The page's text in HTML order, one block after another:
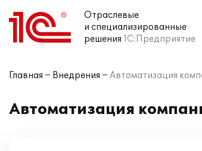
Отраслевые
и специализированные
решения 1С:Предприятие
Главная Внедрения Автоматизация
Автоматизация